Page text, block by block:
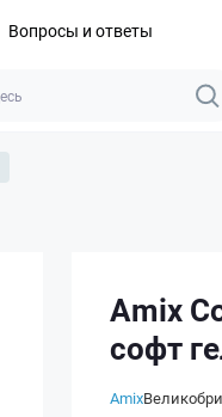
Вопросы и ответы
Amix
софт
Amix